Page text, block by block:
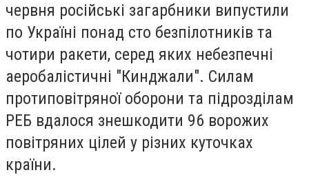
червня російські загарбники випустили
по Україні понад сто безпілотників та
чотири ракети, серед яких небезпечні
аеробалістичні "Кинджали". Силам
протиповітряної оборони та підрозділам
РЕБ вдалося знешкодити 96 ворожих
повітряних цілей у різних куточках
країни.